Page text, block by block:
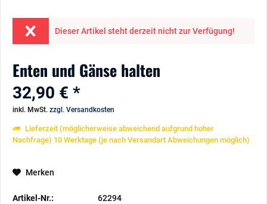
Dieser Artikel steht derzeit nicht zur Verfügung!
Enten und Gänse halten
32,90 € *
inkl. MwSt. zzgl. Versandkosten
Lieferzeit (möglicherweise abweichend aufgrund hoher
Nachfrage) 10 Werktage (je nach Versandart Abweichungen möglich)
Merken
Artikel-Nr.: 62294